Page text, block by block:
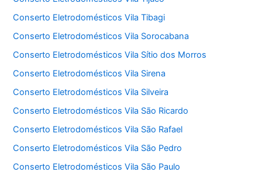
Conserto Eletrodomésticos Vila Tibagi
Conserto Eletrodomésticos Vila Sorocabana
Conserto Eletrodomésticos Vila Sítio dos Morros
Conserto Eletrodomésticos Vila Sirena
Conserto Eletrodomésticos Vila Silveira
Conserto Eletrodomésticos Vila São Ricardo
Conserto Eletrodomésticos Vila São Rafael
Conserto Eletrodomésticos Vila São Pedro
Conserto Eletrodomésticos Vila São Paulo